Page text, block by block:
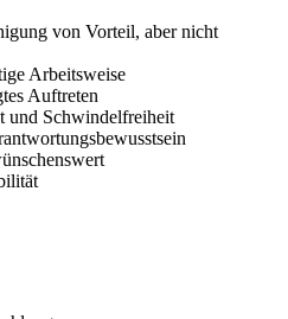
von Vorteil, aber nicht
Arbeitsweise
Auftreten
und Schwindelfreiheit